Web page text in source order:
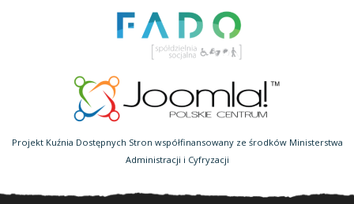
Projekt Kuźnia Dostępnych Stron współfinansowany ze środków Ministerstwa
Administracji i Cyfryzacji